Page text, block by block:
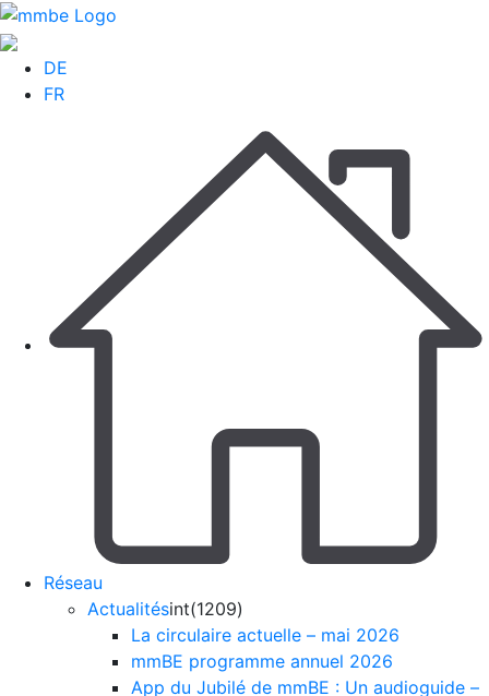
DE
FR
Réseau
Actualitésint(1209)
La circulaire actuelle – mai 2026
mmBE programme annuel 2026
App du Jubilé de mmBE : Un audioguide –